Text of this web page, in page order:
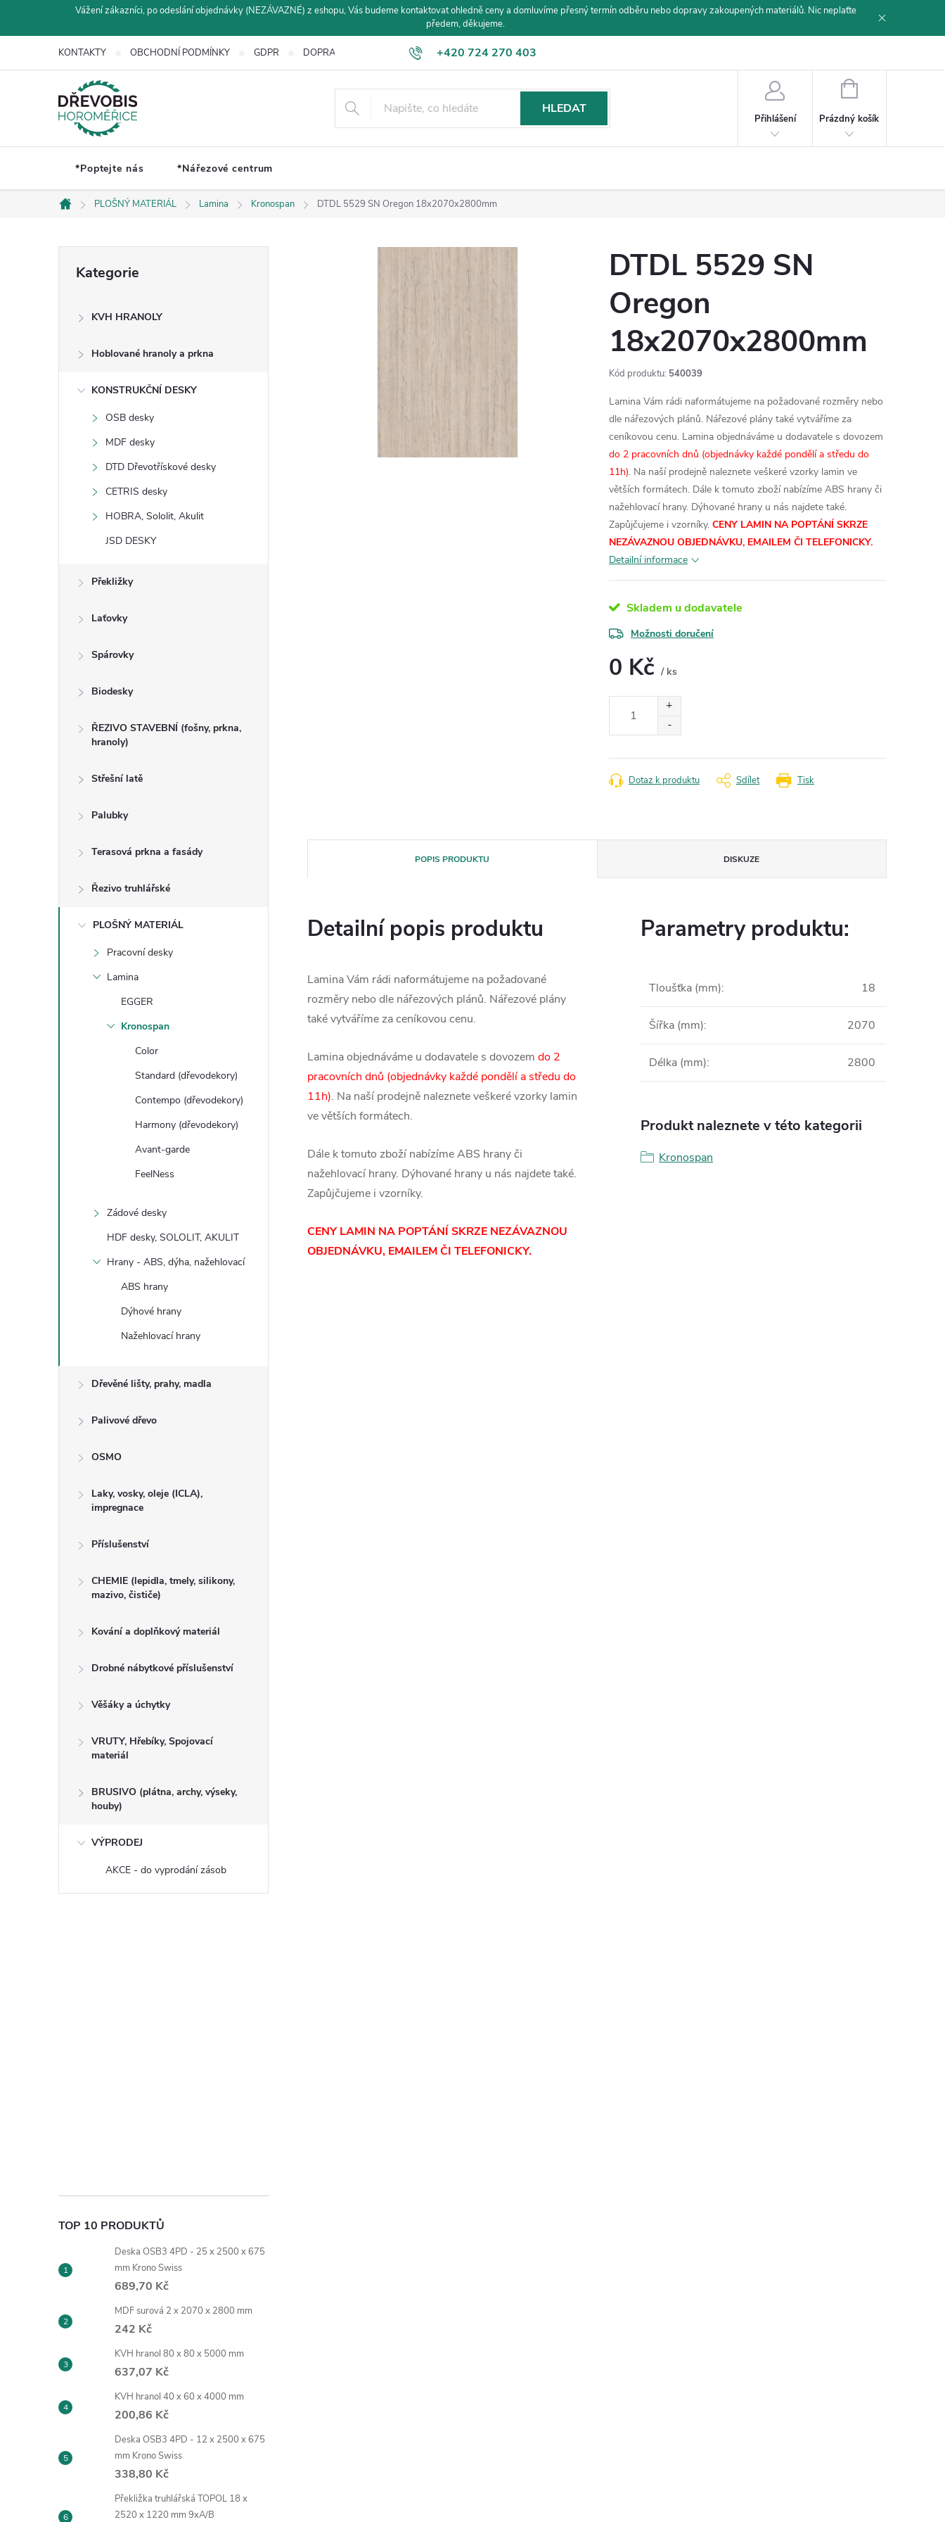
Vážení zákazníci, po odeslání objednávky (NEZÁVAZNÉ) z eshopu, Vás budeme kontaktovat ohledně ceny a domluvíme přesný termín odběru nebo dopravy zakoupených materiálů. Nic neplaťte
předem, děkujeme.
+420 724 270 403
KONTAKTY OBCHODNÍ PODMÍNKY GDPR DOPRAVA A PLATBA
HLEDAT
Přihlášení
NÁKUPNÍ
Prázdný košík
*Poptejte nás *Nářezové centrum
Domů
PLOŠNÝ MATERIÁL Lamina Kronospan DTDL 5529 SN Oregon 18x2070x2800mm
kategorie
Kategorie
KVH HRANOLY
Hoblované hranoly a prkna
KONSTRUKČNÍ DESKY
OSB desky
MDF desky
DTD Dřevotřískové desky
CETRIS desky
HOBRA, Sololit, Akulit
JSD DESKY
Překližky
Laťovky
Spárovky
Biodesky
ŘEZIVO STAVEBNÍ (fošny, prkna,
hranoly)
Střešní latě
Palubky
Terasová prkna a fasády
Řezivo truhlářské
PLOŠNÝ MATERIÁL
Pracovní desky
Lamina
EGGER
Kronospan
Color
Standard (dřevodekory)
Contempo (dřevodekory)
Harmony (dřevodekory)
Avant-garde
FeelNess
Zádové desky
HDF desky, SOLOLIT, AKULIT
Hrany - ABS, dýha, nažehlovací
ABS hrany
Dýhové hrany
Nažehlovací hrany
Dřevěné lišty, prahy, madla
Palivové dřevo
OSMO
Laky, vosky, oleje (ICLA),
impregnace
Příslušenství
CHEMIE (lepidla, tmely, silikony,
mazivo, čističe)
Kování a doplňkový materiál
Drobné nábytkové příslušenství
Věšáky a úchytky
VRUTY, Hřebíky, Spojovací
materiál
BRUSIVO (plátna, archy, výseky,
houby)
VÝPRODEJ
AKCE - do vyprodání zásob
TOP 10 PRODUKTŮ
Deska OSB3 4PD - 25 x 2500 x 675
mm Krono Swiss
689,70 Kč
MDF surová 2 x 2070 x 2800 mm
242 Kč
KVH hranol 80 x 80 x 5000 mm
637,07 Kč
KVH hranol 40 x 60 x 4000 mm
200,86 Kč
Deska OSB3 4PD - 12 x 2500 x 675
mm Krono Swiss
338,80 Kč
Překližka truhlářská TOPOL 18 x
2520 x 1220 mm 9xA/B
DTDL 5529 SN
Oregon
18x2070x2800mm
Kód produktu: 540039
Lamina Vám rádi naformátujeme na požadované rozměry nebo
dle nářezových plánů. Nářezové plány také vytváříme za
ceníkovou cenu. Lamina objednáváme u dodavatele s dovozem
do 2 pracovních dnů (objednávky každé pondělí a středu do
11h). Na naší prodejně naleznete veškeré vzorky lamin ve
větších formátech. Dále k tomuto zboží nabízíme ABS hrany či
nažehlovací hrany. Dýhované hrany u nás najdete také.
Zapůjčujeme i vzorníky. CENY LAMIN NA POPTÁNÍ SKRZE
NEZÁVAZNOU OBJEDNÁVKU, EMAILEM ČI TELEFONICKY.
Detailní informace
Skladem u dodavatele
Možnosti doručení
0 Kč / ks
Tisk
Dotaz k produktu Sdílet
POPIS PRODUKTU DISKUZE
Detailní popis produktu
Lamina Vám rádi naformátujeme na požadované
rozměry nebo dle nářezových plánů. Nářezové plány
také vytváříme za ceníkovou cenu.
Lamina objednáváme u dodavatele s dovozem do 2
pracovních dnů (objednávky každé pondělí a středu do
11h). Na naší prodejně naleznete veškeré vzorky lamin
ve větších formátech.
Dále k tomuto zboží nabízíme ABS hrany či
nažehlovací hrany. Dýhované hrany u nás najdete také.
Zapůjčujeme i vzorníky.
CENY LAMIN NA POPTÁNÍ SKRZE NEZÁVAZNOU
OBJEDNÁVKU, EMAILEM ČI TELEFONICKY.
Parametry produktu:
Tloušťka (mm): 18
Šířka (mm): 2070
Délka (mm): 2800
Produkt naleznete v této kategorii
Kronospan